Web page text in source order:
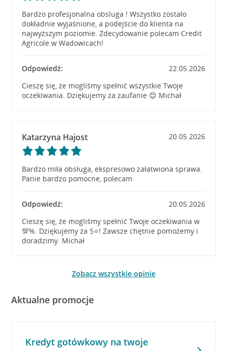
Bardzo profesjonalna obsluga ! Wszystko zostało
dokładnie wyjaśnione, a podejście do klienta na
najwyższym poziomie. Zdecydowanie polecam Credit
Agricole w Wadowicach!
Odpowiedź:
22.05.2026
Cieszę się, że mogliśmy spełnić wszystkie Twoje
oczekiwania. Dziękujemy za zaufanie 😊 Michał
Katarzyna Hajost 20.05.2026
Bardzo miła obsługa, ekspresowo załatwiona sprawa.
Panie bardzo pomocne, polecam
Odpowiedź:
20.05.2026
Cieszę się, że mogliśmy spełnić Twoje oczekiwania w
💯%. Dziękujemy za 5⭐! Zawsze chętnie pomożemy i
doradzimy. Michał
Zobacz wszystkie opinie
Aktualne promocje
Kredyt gotówkowy na twoje